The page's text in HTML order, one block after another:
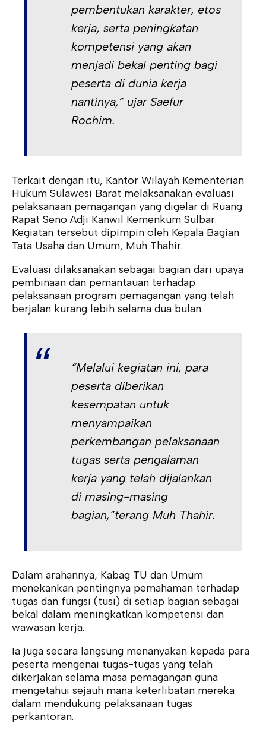
pembentukan karakter, etos
kerja, serta peningkatan
kompetensi yang akan
menjadi bekal penting bagi
peserta di dunia kerja
nantinya,” ujar Saefur
Rochim.
Terkait dengan itu, Kantor Wilayah Kementerian
Hukum Sulawesi Barat melaksanakan evaluasi
pelaksanaan pemagangan yang digelar di Ruang
Rapat Seno Adji Kanwil Kemenkum Sulbar.
Kegiatan tersebut dipimpin oleh Kepala Bagian
Tata Usaha dan Umum, Muh Thahir.
Evaluasi dilaksanakan sebagai bagian dari upaya
pembinaan dan pemantauan terhadap
pelaksanaan program pemagangan yang telah
berjalan kurang lebih selama dua bulan.
“Melalui kegiatan ini, para
peserta diberikan
kesempatan untuk
menyampaikan
perkembangan pelaksanaan
tugas serta pengalaman
kerja yang telah dijalankan
di masing-masing
bagian,”terang Muh Thahir.
Dalam arahannya, Kabag TU dan Umum
menekankan pentingnya pemahaman terhadap
tugas dan fungsi (tusi) di setiap bagian sebagai
bekal dalam meningkatkan kompetensi dan
wawasan kerja.
Ia juga secara langsung menanyakan kepada para
peserta mengenai tugas-tugas yang telah
dikerjakan selama masa pemagangan guna
mengetahui sejauh mana keterlibatan mereka
dalam mendukung pelaksanaan tugas
perkantoran.